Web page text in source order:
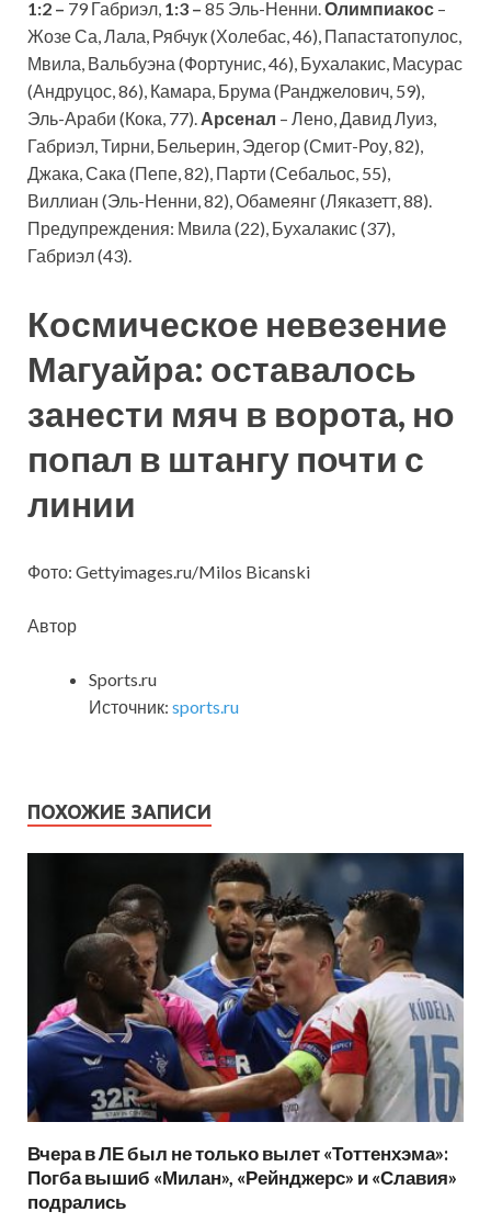
1:2 – 79 Габриэл, 1:3 – 85 Эль-Ненни.Олимпиакос –
Жозе Са, Лала, Рябчук (Холебас, 46), Папастатопулос,
Мвила, Вальбуэна (Фортунис, 46), Бухалакис, Масурас
(Андруцос, 86), Камара, Брума (Ранджелович, 59),
Эль-Араби (Кока, 77). Арсенал – Лено, Давид Луиз,
Габриэл, Тирни, Бельерин, Эдегор (Смит-Роу, 82),
Джака, Сака (Пепе, 82), Парти (Себальос, 55),
Виллиан (Эль-Ненни, 82), Обамеянг (Ляказетт, 88).
Предупреждения: Мвила (22), Бухалакис (37),
Габриэл (43).
Космическое невезение
Магуайра: оставалось
занести мяч в ворота, но
попал в штангу почти с
линии
Фото: Gettyimages.ru/Milos Bicanski
Автор
Sports.ru
Источник: sports.ru
ПОХОЖИЕ ЗАПИСИ
Вчера в ЛЕ был не только вылет «Тоттенхэма»:
Погба вышиб «Милан», «Рейнджерс» и «Славия»
подрались